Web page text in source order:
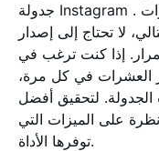
جدولة Instagram . يمكنك ترتيب قائمة طويلة من المنشورات
لا تحتاج إلى إصدار
إذا كنت ترغب في
العشرات في كل مرة،
الجدولة. لتحقيق أفضل
على الميزات التي
توفرها الأداة.